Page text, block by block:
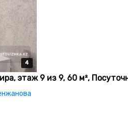
4
4
4
4
этаж 9 из 9, 60 м²,